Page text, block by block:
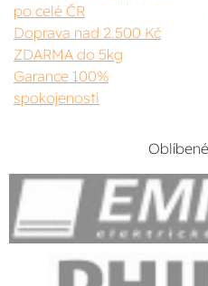
po celé ČR
Doprava nad 2.500 Kč
ZDARMA do 5kg
Garance 100%
spokojenosti